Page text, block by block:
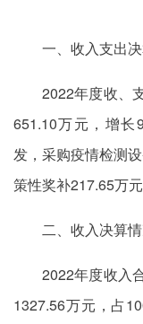
一、收入支出
2022年度收、
651.10万元，增长
发，采购疫情检测
策性奖补217.65万元
二、收入决算
2022年度收入
1327.56万元，占